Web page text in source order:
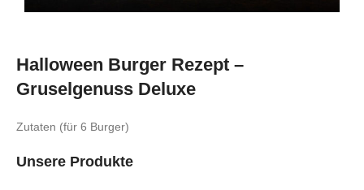
Halloween Burger Rezept –
Gruselgenuss Deluxe
Zutaten (für 6 Burger)
Unsere Produkte